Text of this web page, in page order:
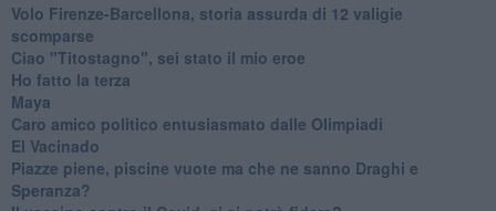
Volo Firenze-Barcellona, storia assurda di 12 valigie
scomparse
Ciao "Titostagno", sei stato il mio eroe
Ho fatto la terza
Maya
Caro amico politico entusiasmato dalle Olimpiadi
El Vacinado
Piazze piene, piscine vuote ma che ne sanno Draghi e
Speranza?